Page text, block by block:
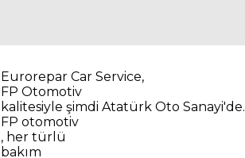
Eurorepar Car Service,
FP Otomotiv
kalitesiyle şimdi Atatürk Oto Sanayi'de.
FP otomotiv
, her türlü
bakım